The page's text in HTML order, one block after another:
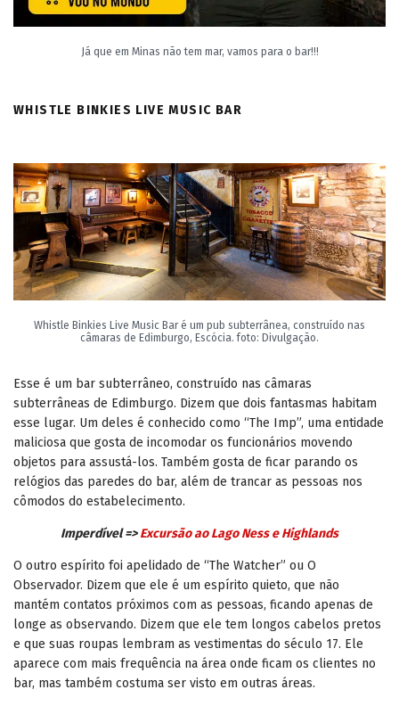
Já que em Minas não tem mar, vamos para o bar!!!
WHISTLE BINKIES LIVE MUSIC BAR
Whistle Binkies Live Music Bar é um pub subterrânea, construído nas
câmaras de Edimburgo, Escócia. foto: Divulgação.
Esse é um bar subterrâneo, construído nas câmaras
subterrâneas de Edimburgo. Dizem que dois fantasmas habitam
esse lugar. Um deles é conhecido como “The Imp”, uma entidade
maliciosa que gosta de incomodar os funcionários movendo
objetos para assustá-los. Também gosta de ficar parando os
relógios das paredes do bar, além de trancar as pessoas nos
cômodos do estabelecimento.
Imperdível =>Excursão ao Lago Ness e Highlands
O outro espírito foi apelidado de “The Watcher” ou O
Observador. Dizem que ele é um espírito quieto, que não
mantém contatos próximos com as pessoas, ficando apenas de
longe as observando. Dizem que ele tem longos cabelos pretos
e que suas roupas lembram as vestimentas do século 17. Ele
aparece com mais frequência na área onde ficam os clientes no
bar, mas também costuma ser visto em outras áreas.